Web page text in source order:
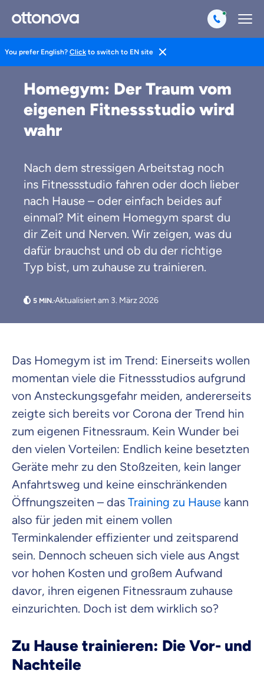
You prefer English? Click to switch to EN site
Gesund Leben
Homegym: Der Traum vom
eigenen Fitnessstudio wird
wahr
Nach dem stressigen Arbeitstag noch
ins Fitnessstudio fahren oder doch lieber
nach Hause – oder einfach beides auf
einmal? Mit einem Homegym sparst du
dir Zeit und Nerven. Wir zeigen, was du
dafür brauchst und ob du der richtige
Typ bist, um zuhause zu trainieren.
Aktualisiert am 3. März 2026
Das Homegym ist im Trend: Einerseits wollen
momentan viele die Fitnessstudios aufgrund
von Ansteckungsgefahr meiden, andererseits
zeigte sich bereits vor Corona der Trend hin
zum eigenen Fitnessraum. Kein Wunder bei
den vielen Vorteilen: Endlich keine besetzten
Geräte mehr zu den Stoßzeiten, kein langer
Anfahrtsweg und keine einschränkenden
Öffnungszeiten – das Training zu Hause kann
also für jeden mit einem vollen
Terminkalender effizienter und zeitsparend
sein. Dennoch scheuen sich viele aus Angst
vor hohen Kosten und großem Aufwand
davor, ihren eigenen Fitnessraum zuhause
einzurichten. Doch ist dem wirklich so?
Zu Hause trainieren: Die Vor- und
Nachteile
Weil es uns wichtig ist, dass
du dich gut beraten fühlst.
Objektive und faire Beratung
Wir möchten, dass du dich aus Überzeugung für
uns entscheidest.
Vergleich mit anderen Tarifen am Markt
Wir helfen dir dabei Unterschiede in
Versicherungen zu verstehen
Wozu dürfen wir dich beraten?
Versicherungsprodukt wählen
Krankenvoll